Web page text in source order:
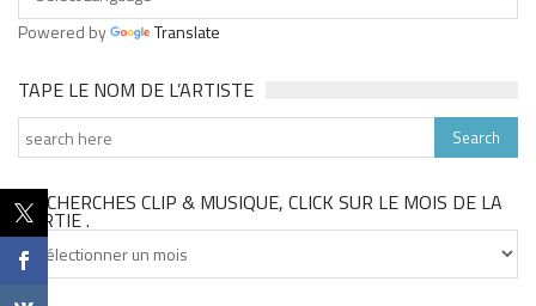
Powered by Translate
TAPE LE NOM DE L’ARTISTE
TU CHERCHES CLIP & MUSIQUE, CLICK SUR LE MOIS DE LA
SORTIE .
Tu
cherches